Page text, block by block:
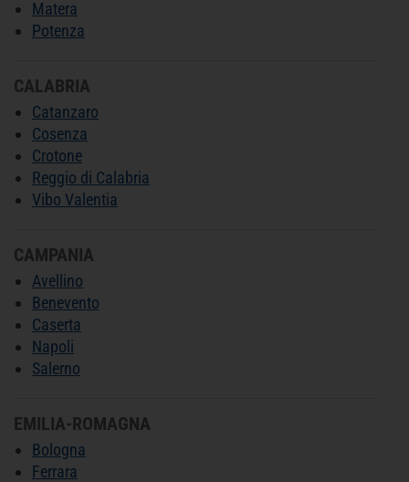
Matera
Potenza
CALABRIA
Catanzaro
Cosenza
Crotone
Reggio di Calabria
Vibo Valentia
CAMPANIA
Avellino
Benevento
Caserta
Napoli
Salerno
EMILIA-ROMAGNA
Bologna
Ferrara